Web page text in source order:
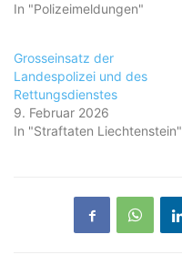
In "Polizeimeldungen"
Grosseinsatz der
Landespolizei und des
Rettungsdienstes
9. Februar 2026
In "Straftaten Liechtenstein"